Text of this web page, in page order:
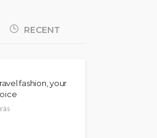
RECENT
fashion, your